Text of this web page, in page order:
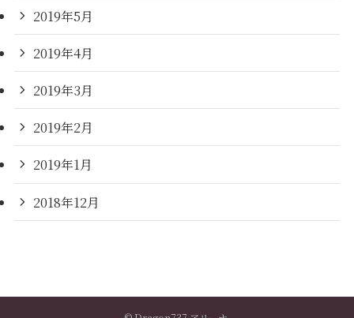
2019年5月
2019年4月
2019年3月
2019年2月
2019年1月
2018年12月